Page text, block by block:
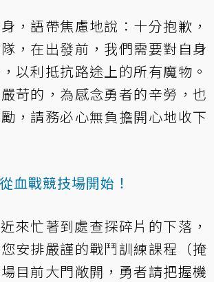
，語帶焦慮地說：十分抱歉，
，在出發前，我們需要對自身
以利抵抗路途上的所有魔物。
苛的，為感念勇者的辛勞，也
，請務必心無負擔開心地收下
血戰競技場開始！
忙著到處查探碎片的下落，
安排嚴謹的戰鬥訓練課程（掩
目前大門敞開，勇者請把握機